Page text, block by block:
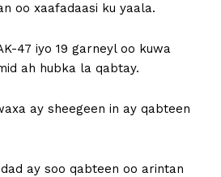
oo xaafadaasi ku yaala.
47 iyo 19 garneyl oo kuwa
ah hubka la qabtay.
ay sheegeen in ay qabteen
ay soo qabteen oo arintan